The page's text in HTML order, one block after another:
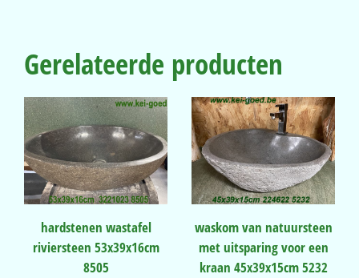
Gerelateerde producten
hardstenen wastafel
riviersteen 53x39x16cm
8505
waskom van natuursteen
met uitsparing voor een
kraan 45x39x15cm 5232